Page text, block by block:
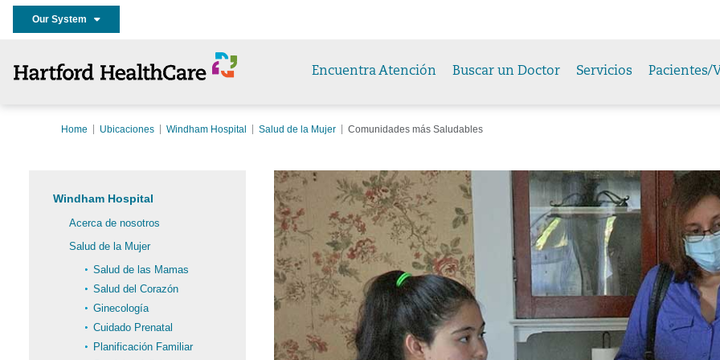
Our System
Encuentra Atención Buscar un Doctor Servicios Pacientes/
Home Ubicaciones Windham Hospital Salud de la Mujer Comunidades más Saludables
Windham Hospital
Acerca de nosotros
Salud de la Mujer
Salud de las Mamas
Salud del Corazón
Ginecología
Cuidado Prenatal
Planificación Familiar